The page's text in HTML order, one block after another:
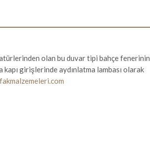
olan bu duvar tipi bahçe fenerinin
kapı girişlerinde aydınlatma lambası olarak